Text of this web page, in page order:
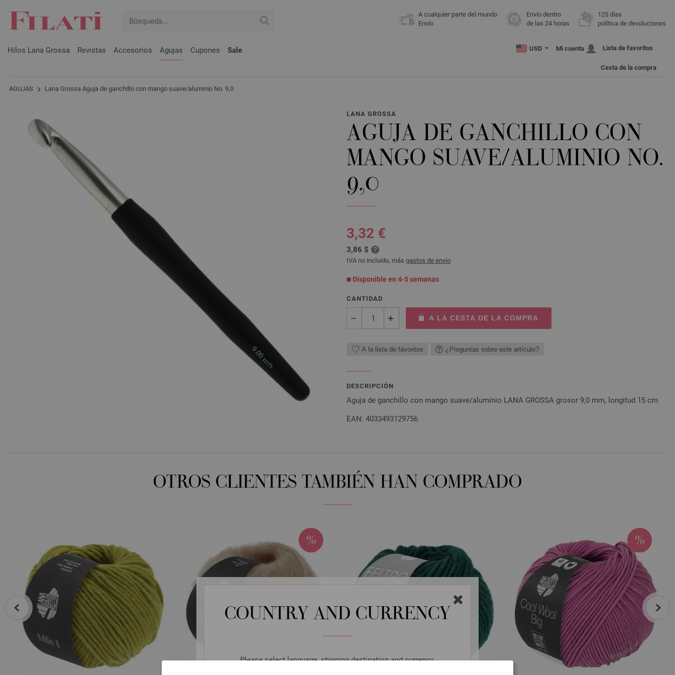
COUNTRY AND CURRENCY
Please select language, shipping destination and currency.
A cualquier parte del mundo
Envío
Envío dentro
de las 24 horas
125 días
política de devoluciones
Hilos Lana Grossa Revistas Accesorios Agujas Cupones Sale USD Mi cuenta Lista de favoritos
Cesta de la compra
AGUJAS Lana Grossa Aguja de ganchillo con mango suave/aluminio No. 9,0
LANA GROSSA
AGUJA DE GANCHILLO CON
MANGO SUAVE/ALUMINIO NO.
9,0
3,32 €
3,86 $
IVA no incluido, más gastos de envío
Disponible en 4-5 semanas
CANTIDAD
A LA CESTA DE LA COMPRA
A la lista de favoritos ¿Preguntas sobre este artículo?
DESCRIPCIÓN
Aguja de ganchillo con mango suave/aluminio LANA GROSSA grosor 9,0 mm, longitud 15 cm
EAN: 4033493129756
OTROS CLIENTES TAMBIÉN HAN COMPRADO
prev next